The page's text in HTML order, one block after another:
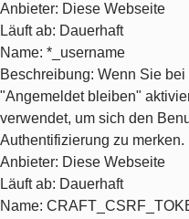
Anbieter: Diese Webseite
Läuft ab: Dauerhaft
Name: *_username
Beschreibung: Wenn Sie
"Angemeldet bleiben"
verwendet, um sich den
Authentifizierung zu merken.
Anbieter: Diese Webseite
Läuft ab: Dauerhaft
Name: